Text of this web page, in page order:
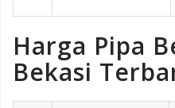
Harga Pipa
Bekasi